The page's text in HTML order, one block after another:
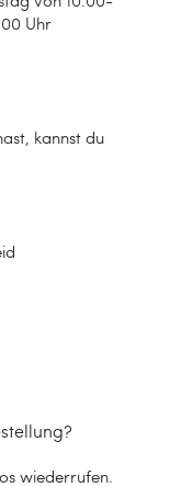
kannst du
Uhr
wiederrufen.